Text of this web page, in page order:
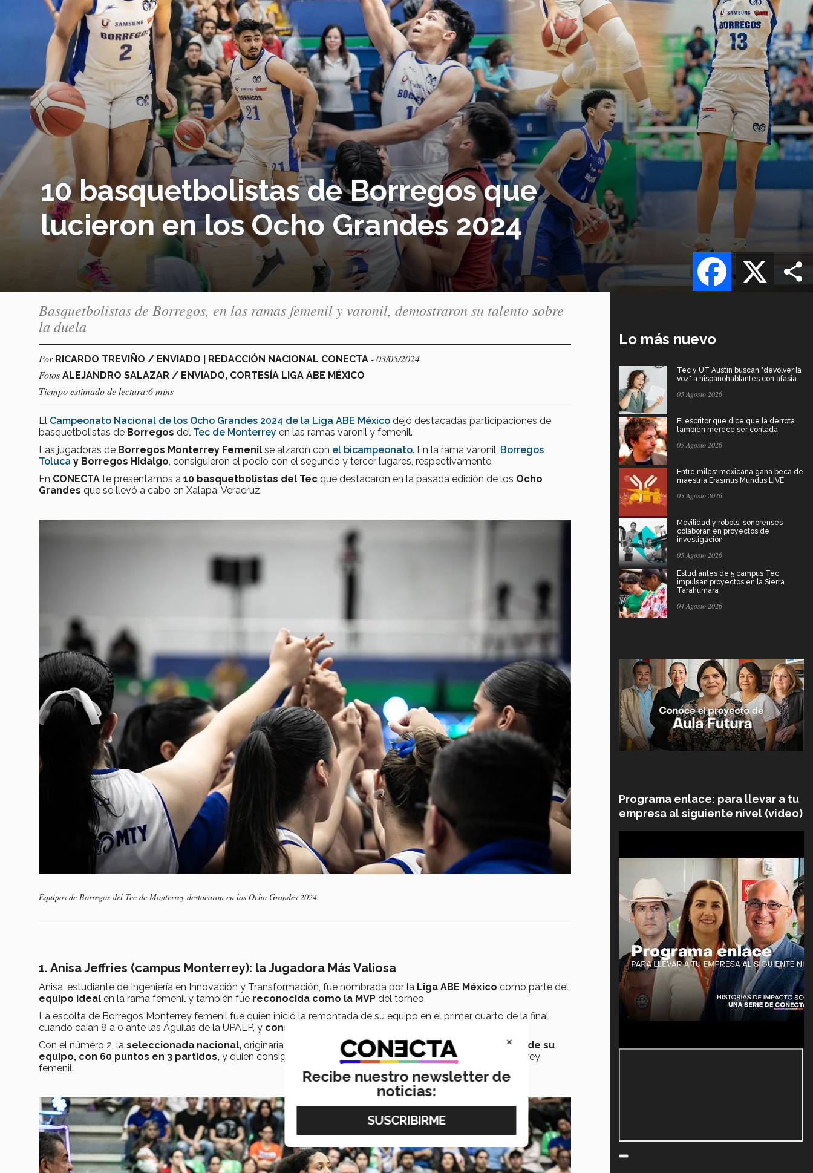
10 basquetbolistas de Borregos que
lucieron en los Ocho Grandes 2024
X
Facebook
Basquetbolistas de Borregos, en las ramas femenil y varonil, demostraron su talento sobre
la duela
Por RICARDO TREVIÑO / ENVIADO | REDACCIÓN NACIONAL CONECTA - 03/05/2024
Fotos ALEJANDRO SALAZAR / ENVIADO, CORTESÍA LIGA ABE MÉXICO
Tiempo estimado de lectura:6 mins
El Campeonato Nacional de los Ocho Grandes 2024 de la Liga ABE México dejó destacadas participaciones de
basquetbolistas de Borregos del Tec de Monterrey en las ramas varonil y femenil.
Las jugadoras de Borregos Monterrey Femenil se alzaron con el bicampeonato. En la rama varonil, Borregos
Toluca y Borregos Hidalgo , consiguieron el podio con el segundo y tercer lugares, respectivamente.
En CONECTA te presentamos a 10 basquetbolistas del Tec que destacaron en la pasada edición de los Ocho
Grandes que se llevó a cabo en Xalapa, Veracruz.
Equipos de Borregos del Tec de Monterrey destacaron en los Ocho Grandes 2024.
1. Anisa Jeffries (campus Monterrey): la Jugadora Más Valiosa
Anisa, estudiante de Ingeniería en Innovación y Transformación, fue nombrada por la Liga ABE México como parte del
equipo ideal en la rama femenil y también fue reconocida como la MVP del torneo.
La escolta de Borregos Monterrey femenil fue quien inició la remontada de su equipo en el primer cuarto de la final
cuando caían 8 a 0 ante las Águilas de la UPAEP, y consiguió 20 puntos
Con el número 2, la seleccionada nacional, originaria de Zacatecas, destacó como lamáxima anotadora de su
equipo, con 60 puntos en 3 partidos, y quien consiguió el mayor número de rebotes con Borregos Monterrey
femenil.
Lo más nuevo
Tec y UT Austin buscan "devolver la
voz" a hispanohablantes con afasia
05 Agosto 2026
El escritor que dice que la derrota
también merece ser contada
05 Agosto 2026
Entre miles: mexicana gana beca de
maestría Erasmus Mundus LIVE
05 Agosto 2026
Movilidad y robots: sonorenses
colaboran en proyectos de
investigación
05 Agosto 2026
Estudiantes de 5 campus Tec
impulsan proyectos en la Sierra
Tarahumara
04 Agosto 2026
Programa enlace: para llevar a tu
empresa al siguiente nivel (video)
×
Recibe nuestro newsletter de
noticias: